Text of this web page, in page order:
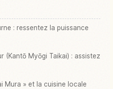
: ressentez la puissance
(Kantō Myōgi Taikai) : assistez
Mura » et la cuisine locale